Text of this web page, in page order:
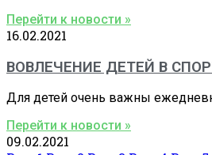
Перейти к новости »
16.02.2021
ВОВЛЕЧЕНИЕ ДЕТЕЙ В
Для детей очень важны
Перейти к новости »
09.02.2021